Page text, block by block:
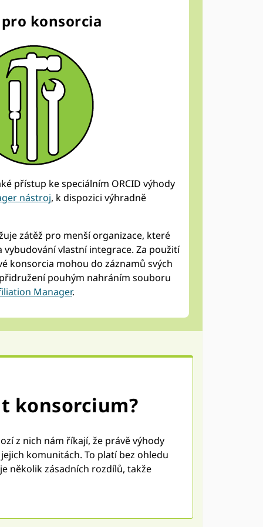
konsorcia
přístup ke speciálním ORCID výhody
nástroj, k dispozici výhradně
zátěž pro menší organizace, které
vlastní integrace. Za použití
konsorcia mohou do záznamů svých
pouhým nahráním souboru
Manager.
konsorcium?
z nich nám říkají, že právě výhody
komunitách. To platí bez ohledu
několik zásadních rozdílů, takže